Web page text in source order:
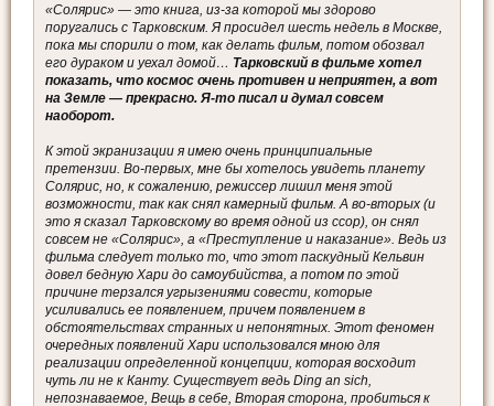
«Солярис» — это книга, из-за которой мы здорово
поругались с Тарковским. Я просидел шесть недель в Москве,
пока мы спорили о том, как делать фильм, потом обозвал
его дураком и уехал домой… Тарковский в фильме хотел
показать, что космос очень противен и неприятен, а вот
на Земле — прекрасно. Я-то писал и думал совсем
наоборот.
К этой экранизации я имею очень принципиальные
претензии. Во-первых, мне бы хотелось увидеть планету
Солярис, но, к сожалению, режиссер лишил меня этой
возможности, так как снял камерный фильм. А во-вторых (и
это я сказал Тарковскому во время одной из ссор), он снял
совсем не «Солярис», а «Преступление и наказание». Ведь из
фильма следует только то, что этот паскудный Кельвин
довел бедную Хари до самоубийства, а потом по этой
причине терзался угрызениями совести, которые
усиливались ее появлением, причем появлением в
обстоятельствах странных и непонятных. Этот феномен
очередных появлений Хари использовался мною для
реализации определенной концепции, которая восходит
чуть ли не к Канту. Существует ведь Ding an sich,
непознаваемое, Вещь в себе, Вторая сторона, пробиться к